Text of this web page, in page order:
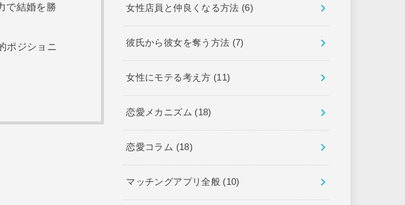
で結婚を勝
ポジショニ
女性店員と仲良くなる方法 (6)
彼氏から彼女を奪う方法 (7)
女性にモテる考え方 (11)
恋愛メカニズム (18)
恋愛コラム (18)
マッチングアプリ全般 (10)